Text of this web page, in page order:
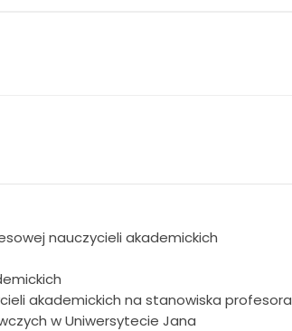
nauczycieli akademickich
akademickich na stanowiska profesora
w Uniwersytecie Jana